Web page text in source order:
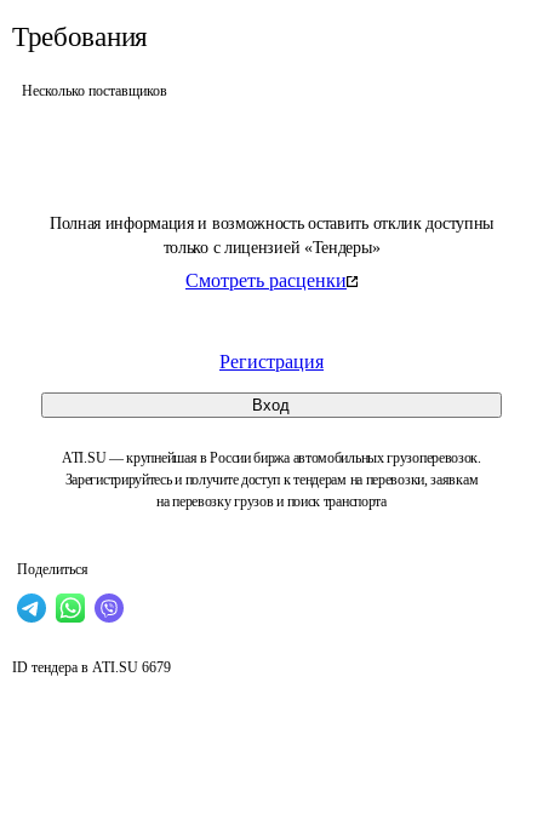
Полная информация и возможность оставить отклик доступны
только с лицензией «Тендеры»
Смотреть расценки
Регистрация
Вход
ATI.SU — крупнейшая в России биржа автомобильных грузоперевозок.
Зарегистрируйтесь и получите доступ к тендерам на перевозки, заявкам
на перевозку грузов и поиск транспорта
Поделиться
Требования
Несколько поставщиков
ID тендера в ATI.SU 6679